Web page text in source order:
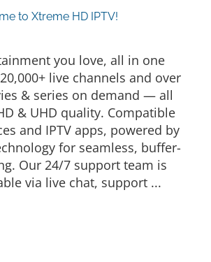
to Xtreme HD IPTV!
you love, all in one
live channels and over
& series on demand — all
& UHD quality. Compatible
and IPTV apps, powered by
for seamless, buffer-
Our 24/7 support team is
via live chat, support ...